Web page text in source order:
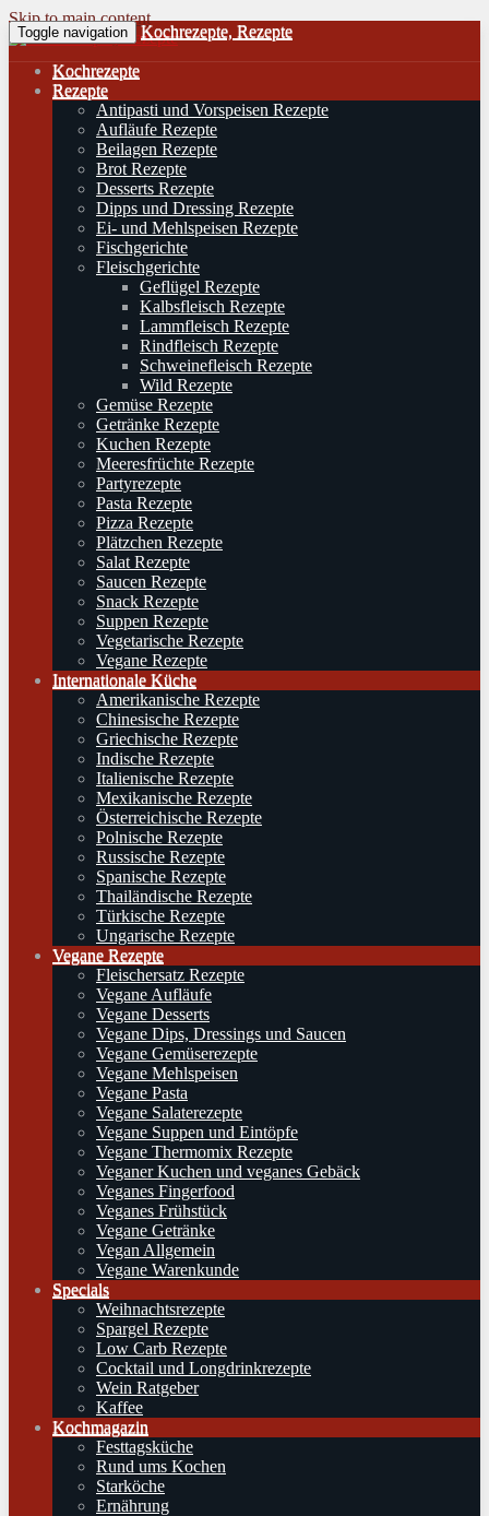
Skip to main content
Toggle navigation Kochrezepte, Rezepte
Kochrezepte
Rezepte
Antipasti und Vorspeisen Rezepte
Aufläufe Rezepte
Beilagen Rezepte
Brot Rezepte
Desserts Rezepte
Dipps und Dressing Rezepte
Ei- und Mehlspeisen Rezepte
Fischgerichte
Fleischgerichte
Geflügel Rezepte
Kalbsfleisch Rezepte
Lammfleisch Rezepte
Rindfleisch Rezepte
Schweinefleisch Rezepte
Wild Rezepte
Gemüse Rezepte
Getränke Rezepte
Kuchen Rezepte
Meeresfrüchte Rezepte
Partyrezepte
Pasta Rezepte
Pizza Rezepte
Plätzchen Rezepte
Salat Rezepte
Saucen Rezepte
Snack Rezepte
Suppen Rezepte
Vegetarische Rezepte
Vegane Rezepte
Internationale Küche
Amerikanische Rezepte
Chinesische Rezepte
Griechische Rezepte
Indische Rezepte
Italienische Rezepte
Mexikanische Rezepte
Österreichische Rezepte
Polnische Rezepte
Russische Rezepte
Spanische Rezepte
Thailändische Rezepte
Türkische Rezepte
Ungarische Rezepte
Vegane Rezepte
Fleischersatz Rezepte
Vegane Aufläufe
Vegane Desserts
Vegane Dips, Dressings und Saucen
Vegane Gemüserezepte
Vegane Mehlspeisen
Vegane Pasta
Vegane Salaterezepte
Vegane Suppen und Eintöpfe
Vegane Thermomix Rezepte
Veganer Kuchen und veganes Gebäck
Veganes Fingerfood
Veganes Frühstück
Vegane Getränke
Vegan Allgemein
Vegane Warenkunde
Specials
Weihnachtsrezepte
Spargel Rezepte
Low Carb Rezepte
Cocktail und Longdrinkrezepte
Wein Ratgeber
Kaffee
Kochmagazin
Festtagsküche
Rund ums Kochen
Starköche
Ernährung